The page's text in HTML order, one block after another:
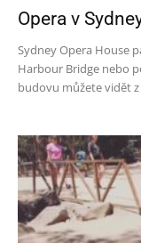
Opera v
Sydney Opera House
Harbour Bridge nebo
budovu můžete vidět